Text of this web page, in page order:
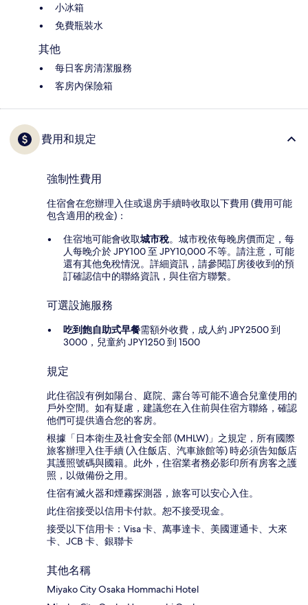
小冰箱
免費瓶裝水
其他
每日客房清潔服務
客房內保險箱
費用和規定
強制性費用
住宿會在您辦理入住或退房手續時收取以下費用 (費用可能
包含適用的稅金)：
住宿地可能會收取城市稅。城市稅依每晚房價而定，每
人每晚介於 JPY100 至 JPY10,000 不等。請注意，可能
還有其他免稅情況。詳細資訊，請參閱訂房後收到的預
訂確認信中的聯絡資訊，與住宿方聯繫。
可選設施服務
吃到飽自助式早餐需額外收費，成人約 JPY2500 到
3000，兒童約 JPY1250 到 1500
規定
此住宿設有例如陽台、庭院、露台等可能不適合兒童使用的
戶外空間。如有疑慮，建議您在入住前與住宿方聯絡，確認
他們可提供適合您的客房。
根據「日本衛生及社會安全部 (MHLW)」之規定，所有國際
旅客辦理入住手續 (入住飯店、汽車旅館等) 時必須告知飯店
其護照號碼與國籍。此外，住宿業者務必影印所有房客之護
照，以做備份之用。
住宿有滅火器和煙霧探測器，旅客可以安心入住。
此住宿接受以信用卡付款。恕不接受現金。
接受以下信用卡：Visa 卡、萬事達卡、美國運通卡、大來
卡、JCB 卡、銀聯卡
其他名稱
Miyako City Osaka Hommachi Hotel